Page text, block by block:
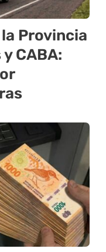
Provincia
CABA: